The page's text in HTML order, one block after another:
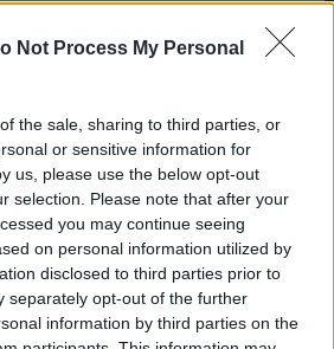
Not Process My Personal
the sale, sharing to third parties, or
or sensitive information for
us, please use the below opt-out
selection. Please note that after your
you may continue seeing
on personal information utilized by
disclosed to third parties prior to
separately opt-out of the further
information by third parties on the
bekannte, aber
den Bärblingen.
und ist
aufgrund
und ihres aktiven
news.com/wp-
Danio-sondhii.jpg
aquaristik.liquid-
LNAquaristik.jpg